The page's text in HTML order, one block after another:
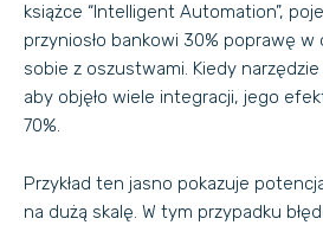
książce “Intelligent Automation”,
przyniosło bankowi 30% poprawę w
sobie z oszustwami. Kiedy
aby objęło wiele integracji, jego
70%.
Przykład ten jasno pokazuje
na dużą skalę. W tym przypadku